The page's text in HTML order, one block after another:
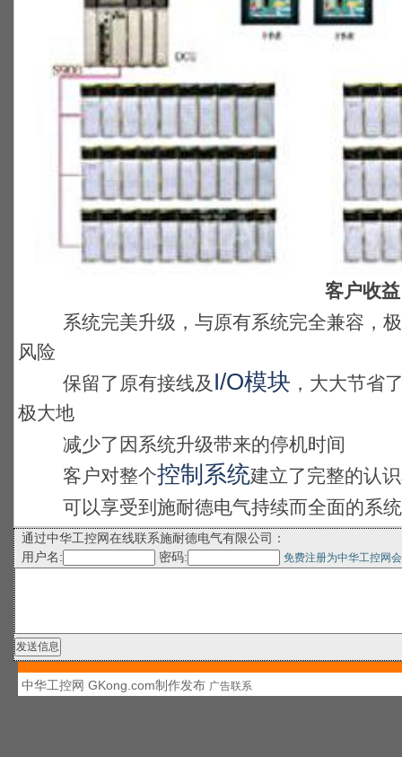
客户收益
系统完美升级，与原有系统完全兼容，
风险
保留了原有接线及 I/O模块 ，大大节省
极大地
减少了因系统升级带来的停机时间
客户对整个控制系统建立了完整的认
可以享受到施耐德电气持续而全面的系
通过中华工控网在线联系施耐德电气有限公司：
用户名:
密码: 免费注册为中华工控网
中华工控网 GKong.com制作发布 广告联系